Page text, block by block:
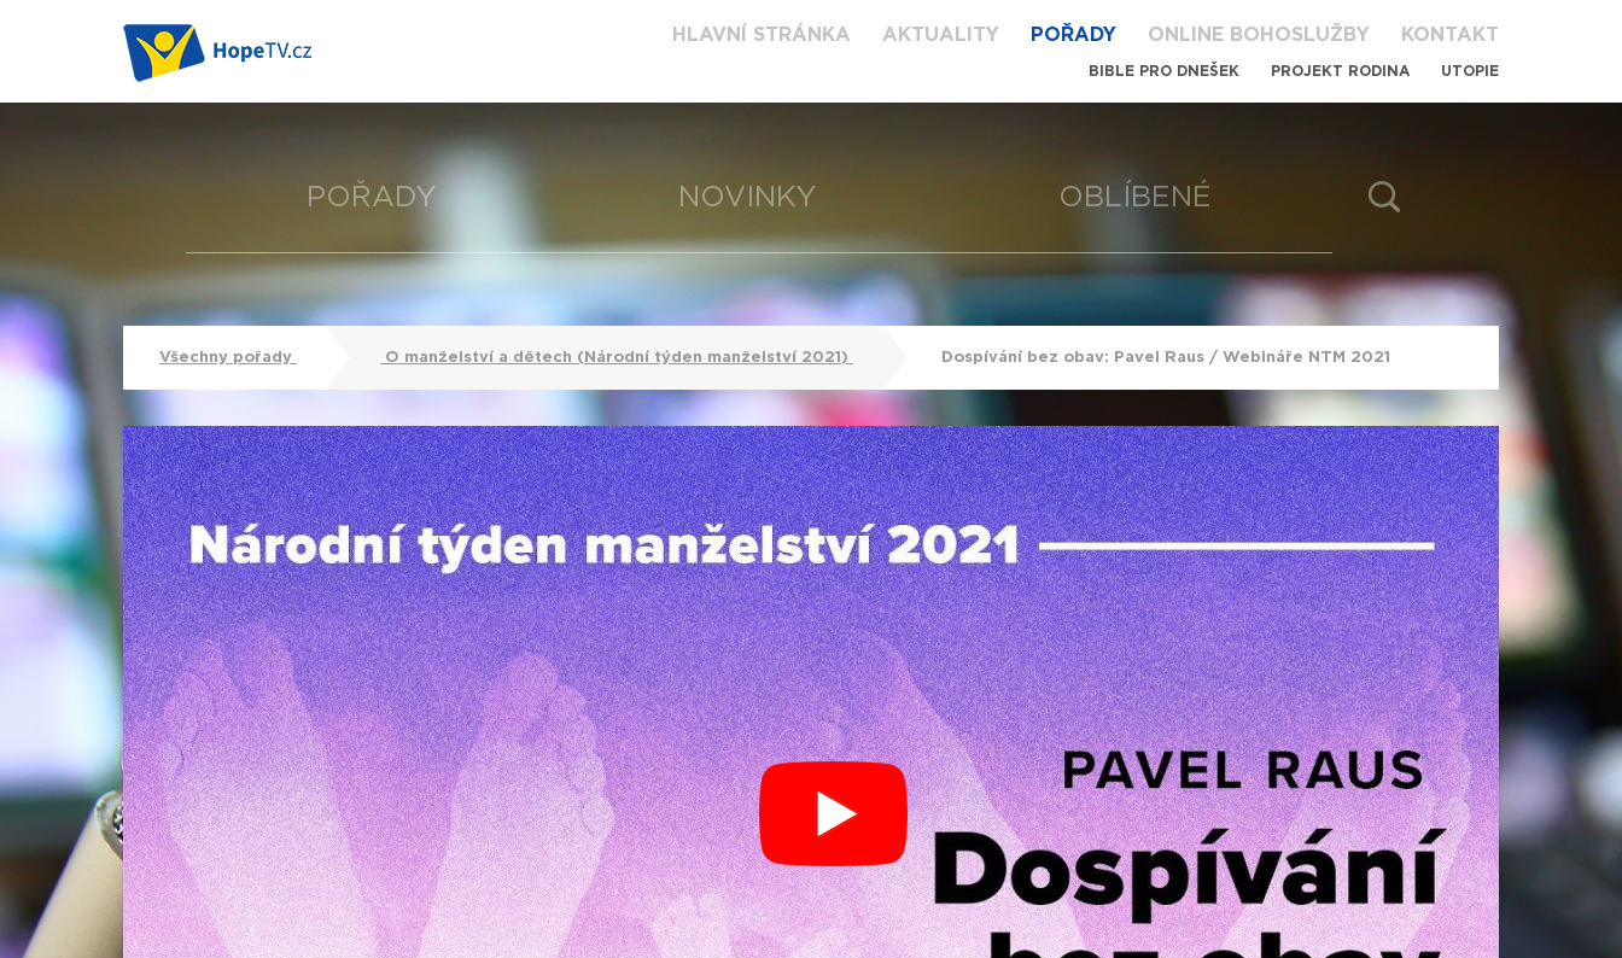
HLAVNÍ STRÁNKA AKTUALITY POŘADY ONLINE BOHOSLUŽBY KONTAKT
BIBLE PRO DNEŠEK PROJEKT RODINA UTOPIE
POŘADY NOVINKY OBLÍBENÉ
Všechny pořady O manželství a dětech (Národní týden manželství 2021) Dospívání bez obav: Pavel Raus / Webináře NTM 2021